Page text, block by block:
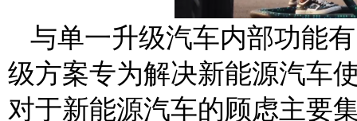
与单一升级汽车内部功能
级方案专为解决新能源汽车
对于新能源汽车的顾虑主要